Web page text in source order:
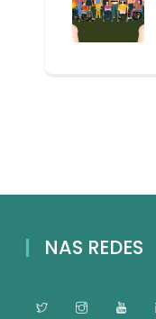
NAS REDES